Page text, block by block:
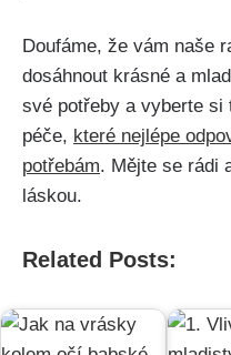
Doufáme,⁢ že​ vám ‍naše
dosáhnout​ krásné a
své ⁣potřeby a vyberte si​
péče, které nejlépe
potřebám.⁤ Mějte se ⁢rádi
láskou.
Related Posts: